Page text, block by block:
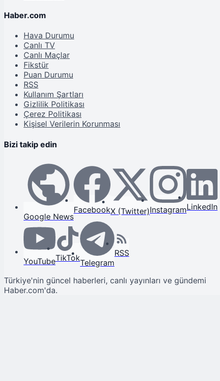
Haber.com
Hava Durumu
Canlı TV
Canlı Maçlar
Fikstür
Puan Durumu
RSS
Kullanım Şartları
Gizlilik Politikası
Çerez Politikası
Kişisel Verilerin Korunması
Bizi takip edin
Google News
FacebookX (Twitter)InstagramLinkedIn
YouTubeTikTokTelegram
RSS
Türkiye'nin güncel haberleri, canlı yayınları ve gündemi
Haber.com'da.